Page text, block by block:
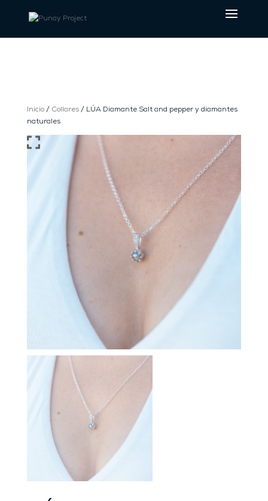
Inicio/ Collares/ LÚA Diamante Salt and pepper y diamantes
naturales